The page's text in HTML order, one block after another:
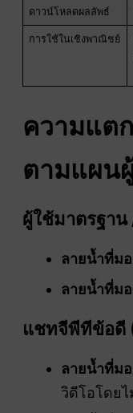
ดาวน์โหลดผลลัพธ์
การใช้ในเชิงพาณิชย์
ความแต
ตามแผน
ผู้ใช้มาตรฐาน
ลายน้ำที่มอ
ลายน้ำที่มอ
แชทจีพีทีข้อดี
ลายน้ำที่มอ
วิดีโอโดย